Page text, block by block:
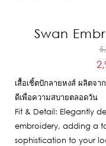
Swan
เสื้อเชิ้ตปักลายหงส์ ผลิตจา
ดีเพื่อความสบายตลอดวัน
Fit & Detail: Elegantly
embroidery, adding a
sophistication to your